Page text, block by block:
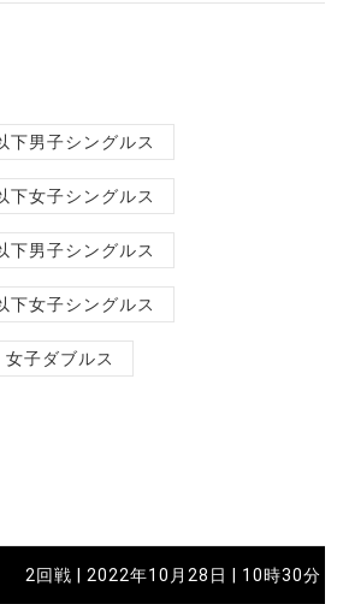
下男子シングルス
下女子シングルス
下男子シングルス
下女子シングルス
女子ダブルス
2回戦 | 2022年10月28日 | 10時30分